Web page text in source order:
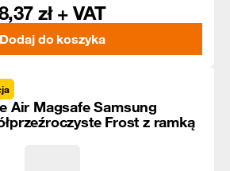
zł + VAT
Dodaj do koszyka
Air Magsafe Samsung
Frost z ramką